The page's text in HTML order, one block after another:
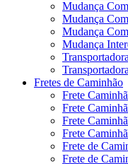
Mudança
Mudança
Mudança
Mudança
Fretes de Caminhão
Frete
Frete
Frete
Frete
Frete de
Frete de